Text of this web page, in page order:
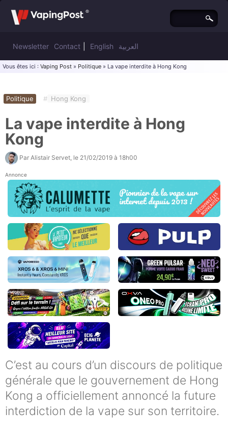
Newsletter Contact English العربية
Vous êtes ici : Vaping Post » Politique » La vape interdite à Hong Kong
Politique # Hong Kong
La vape interdite à Hong
Kong
Par Alistair Servet , le 21/02/2019 à 18h00
Annonce
C’est au cours d’un discours de politique
générale que le gouvernement de Hong
Kong a officiellement annoncé la future
interdiction de la vape sur son territoire.